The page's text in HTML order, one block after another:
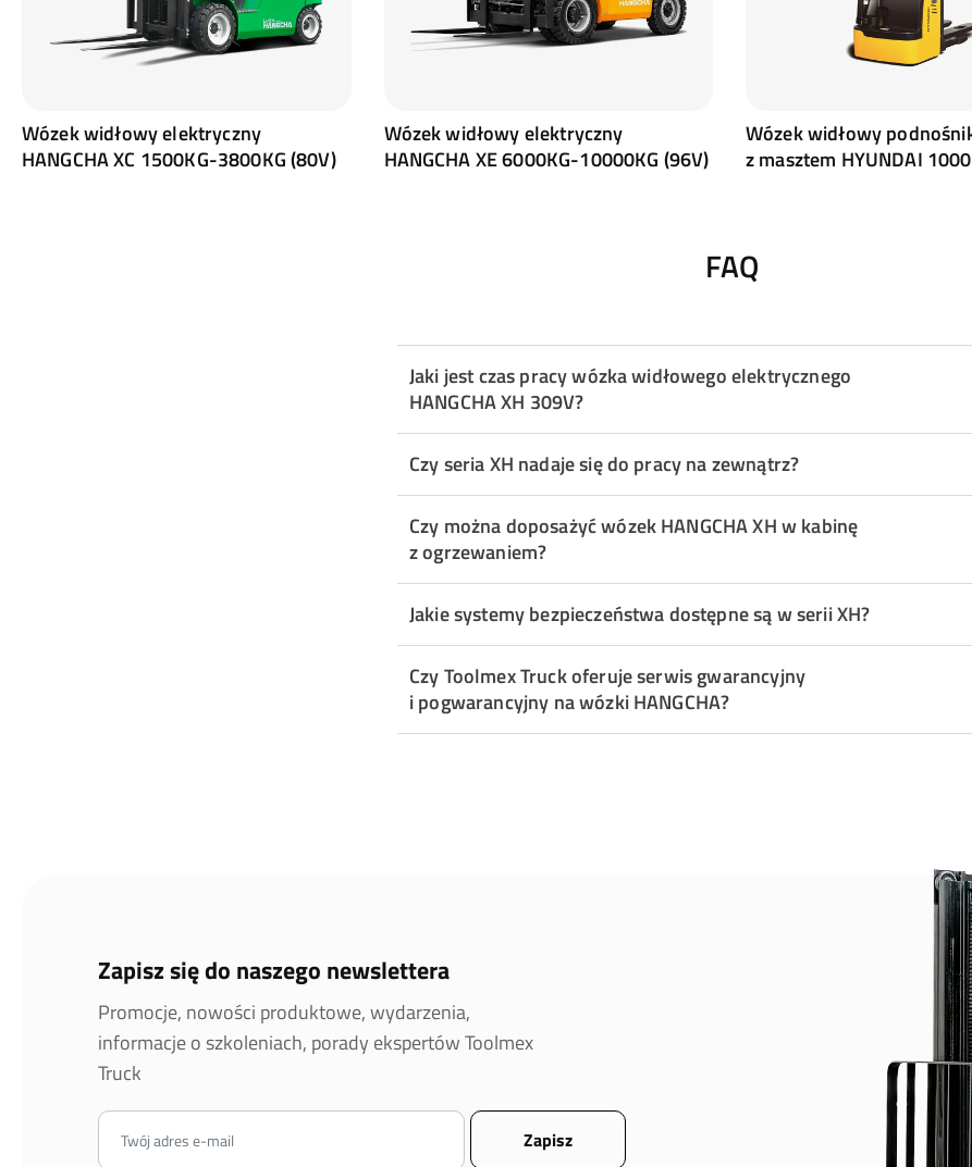
Wózek widłowy elektryczny
HANGCHA XC 1500KG-3800KG (80V)
Wózek widłowy elektryczny
HANGCHA XE 6000KG-10000KG (96V)
Wózek widłowy
z masztem HYUNDAI
FAQ
Jaki jest czas pracy wózka widłowego elektrycznego
HANGCHA XH 309V?
Czy seria XH nadaje się do pracy na zewnątrz?
Czy można doposażyć wózek HANGCHA XH w kabinę
z ogrzewaniem?
Jakie systemy bezpieczeństwa dostępne są w serii XH?
Czy Toolmex Truck oferuje serwis gwarancyjny
i pogwarancyjny na wózki HANGCHA?
Zapisz się do naszego newslettera
Promocje, nowości produktowe, wydarzenia,
informacje o szkoleniach, porady ekspertów Toolmex
Truck